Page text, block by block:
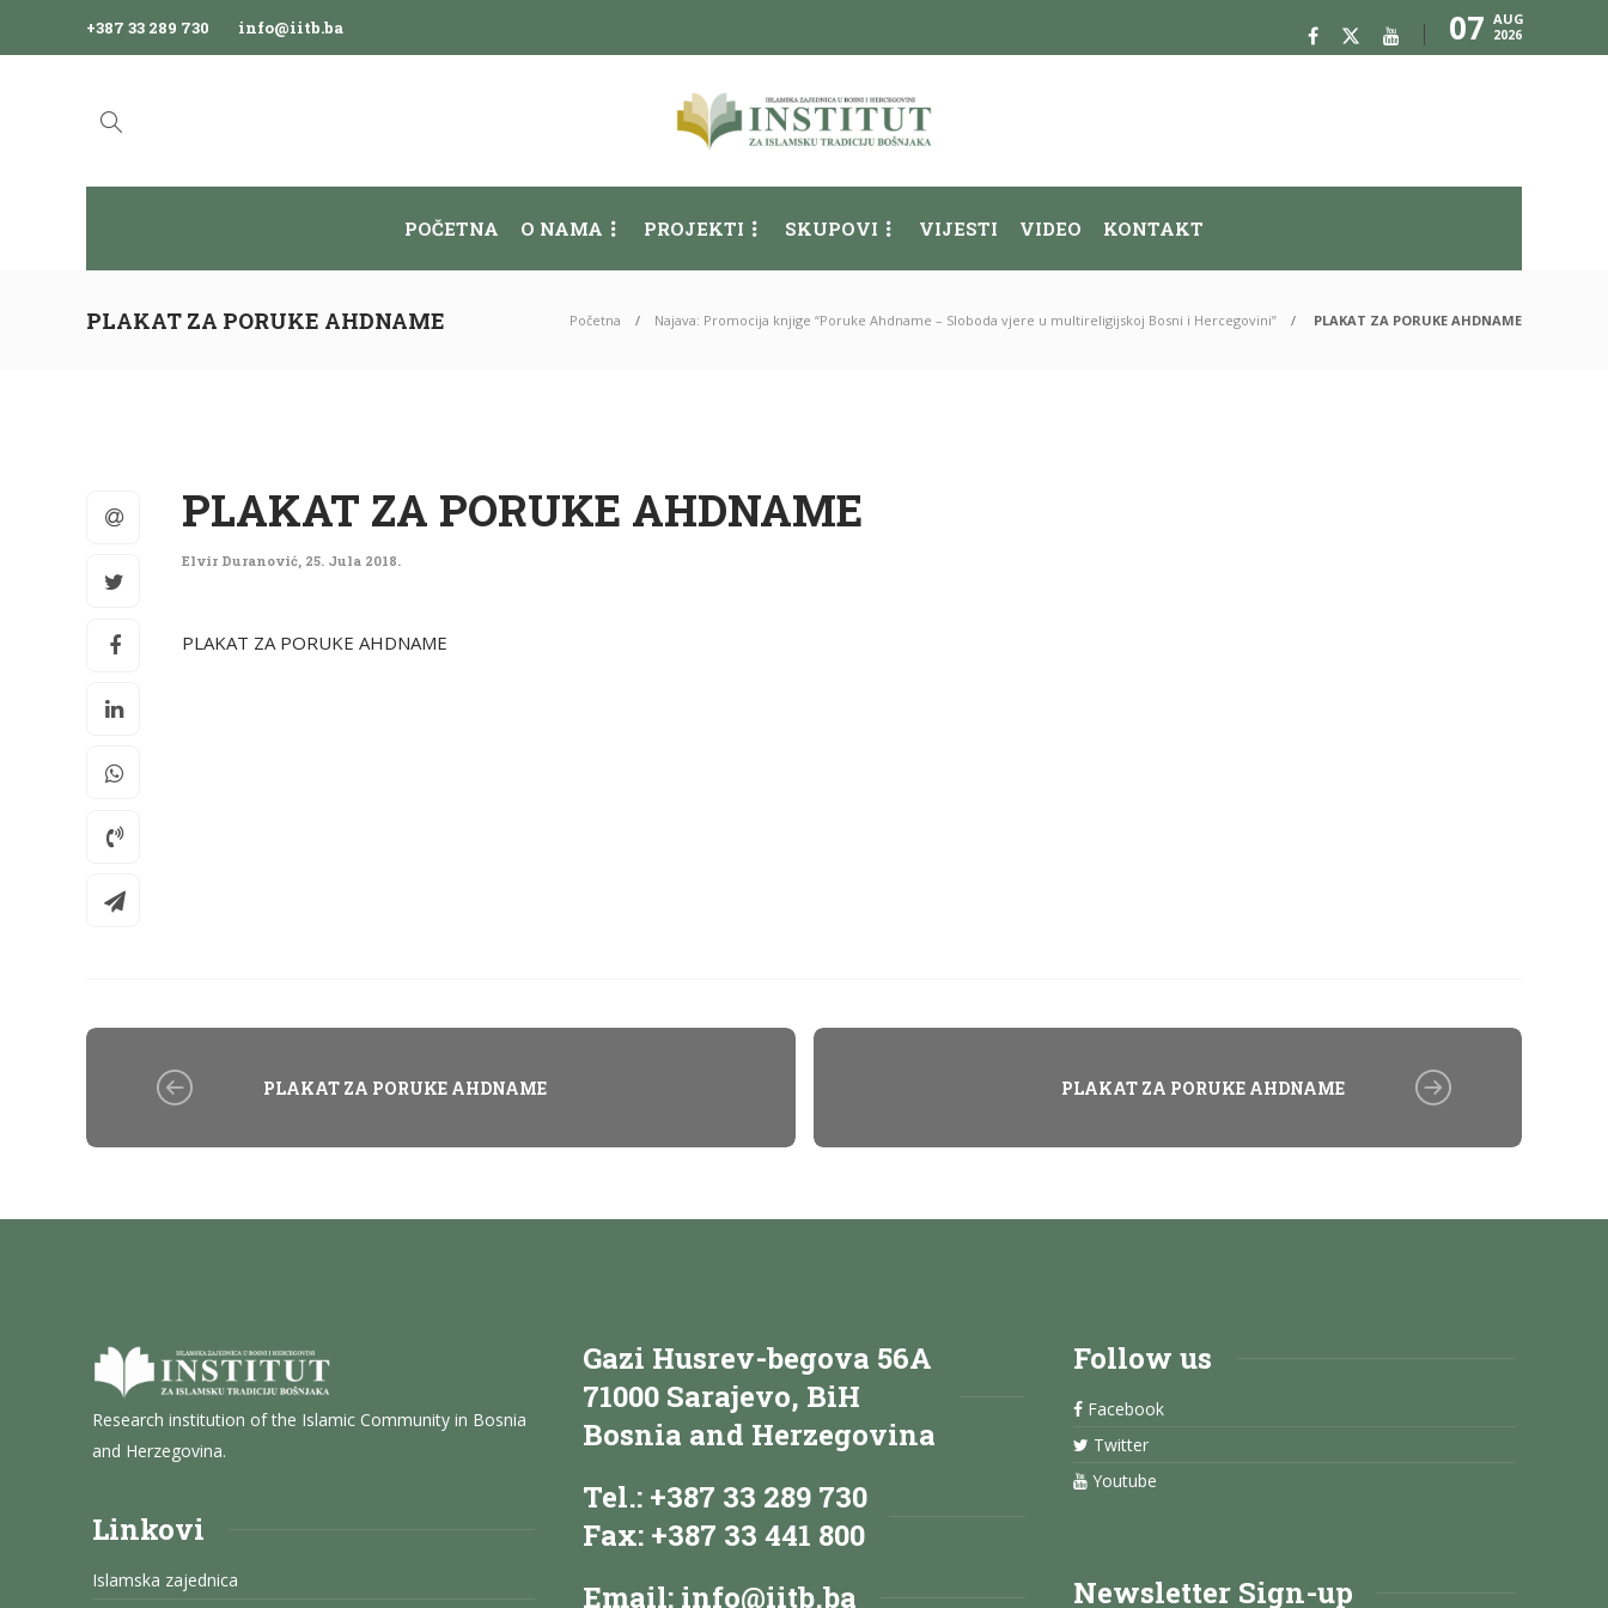
+387 33 289 730 info@iitb.ba 07 AUG
2026
POČETNA O NAMA PROJEKTI SKUPOVI VIJESTI VIDEO KONTAKT
PLAKAT ZA PORUKE AHDNAME Početna Najava: Promocija knjige “Poruke Ahdname – Sloboda vjere u multireligijskoj Bosni i Hercegovini” PLAKAT ZA PORUKE AHDNAME
PLAKAT ZA PORUKE AHDNAME
Elvir Duranović, 25. Jula 2018.
PLAKAT ZA PORUKE AHDNAME
PLAKAT ZA PORUKE AHDNAME PLAKAT ZA PORUKE AHDNAME
Research institution of the Islamic Community in Bosnia
and Herzegovina.
Linkovi
Islamska zajednica
Gazi Husrev-begova 56A
71000 Sarajevo, BiH
Bosnia and Herzegovina
Tel.: +387 33 289 730
Fax: +387 33 441 800
Email: info@iitb.ba
Follow us
Facebook
Twitter
Youtube
Newsletter Sign-up